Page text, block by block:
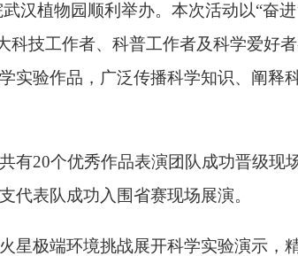
汉植物园顺利举办。本次活动以“奋进
技工作者、科普工作者及科学爱好
实验作品，广泛传播科学知识、阐释
有20个优秀作品表演团队成功晋级现
代表队成功入围省赛现场展演。
星极端环境挑战展开科学实验演示，